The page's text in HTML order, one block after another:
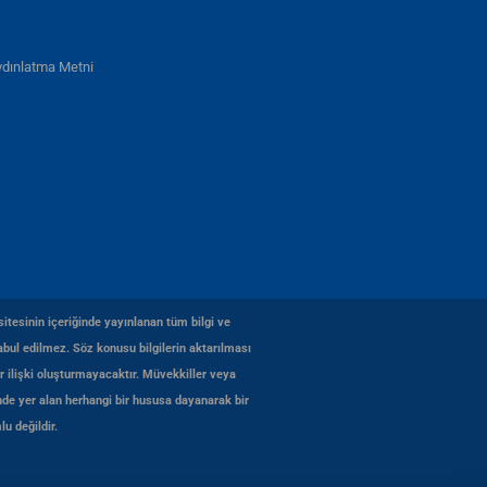
Metni
içeriğinde yayınlanan tüm bilgi ve
edilmez. Söz konusu bilgilerin aktarılması
ilişki oluşturmayacaktır. Müvekkiller veya
yer alan herhangi bir hususa dayanarak bir
değildir.